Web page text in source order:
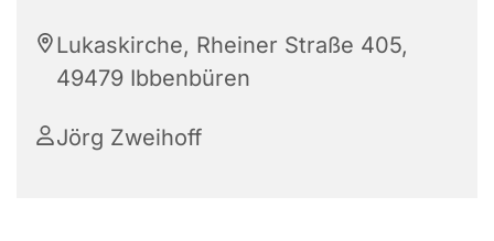
Lukaskirche, Rheiner Straße 405,
49479 Ibbenbüren
Jörg Zweihoff